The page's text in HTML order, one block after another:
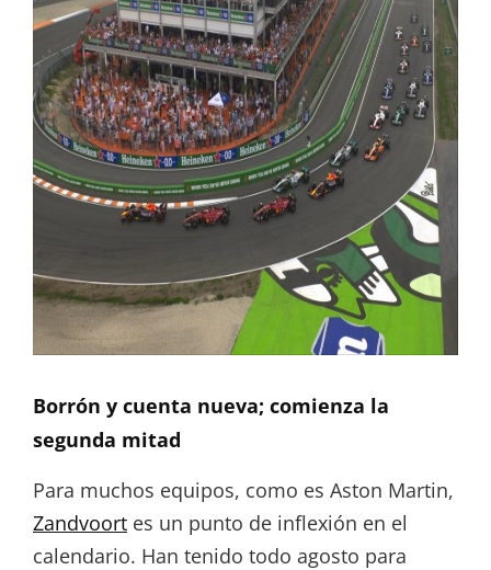
Borrón y cuenta nueva; comienza la
segunda mitad
Para muchos equipos, como es Aston Martin,
Zandvoort es un punto de inflexión en el
calendario. Han tenido todo agosto para